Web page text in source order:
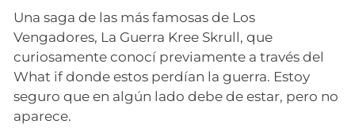
Una saga de las más famosas de Los
Vengadores, La Guerra Kree Skrull, que
curiosamente conocí previamente a través del
What if donde estos perdían la guerra. Estoy
seguro que en algún lado debe de estar, pero no
aparece.